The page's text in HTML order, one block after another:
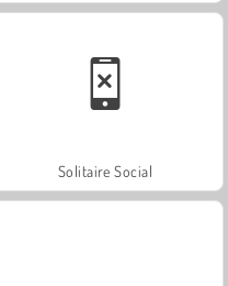
Solitaire Social